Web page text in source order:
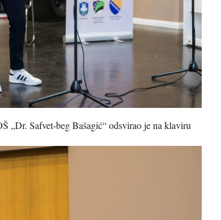
„Dr. Safvet-beg Bašagić“ odsvirao je na klaviru